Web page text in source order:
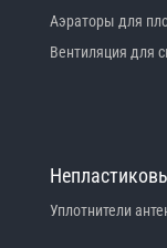
Аэраторы для
Вентиляция для
Уплотнители